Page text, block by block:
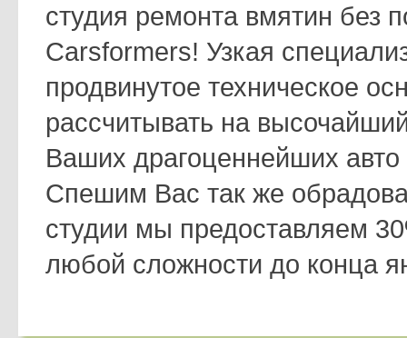
студия ремонта вмятин без
Carsformers! Узкая
продвинутое техническое
рассчитывать на
Ваших драгоценнейших
Спешим Вас так же
студии мы предоставляем
любой сложности до конца